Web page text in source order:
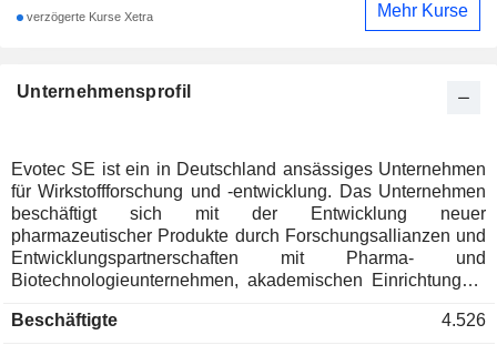
Unternehmensprofil
Evotec SE ist ein in Deutschland ansässiges Unternehmen
für Wirkstoffforschung und -entwicklung. Das Unternehmen
beschäftigt sich mit der Entwicklung neuer
pharmazeutischer Produkte durch Forschungsallianzen und
Entwicklungspartnerschaften mit Pharma- und
Biotechnologieunternehmen, akademischen Einrichtungen,
Die Lösungen für die Wirkstoffforschung werden in Form von
Beschäftigte 4.526
verzögerte Kurse Xetra Mehr Kurse